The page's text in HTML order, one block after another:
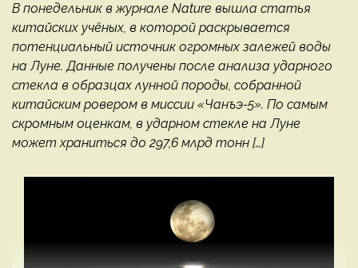
В понедельник в журнале Nature вышла статья
китайских учёных, в которой раскрывается
потенциальный источник огромных залежей воды
на Луне. Данные получены после анализа ударного
стекла в образцах лунной породы, собранной
китайским ровером в миссии «Чанъэ-5». По самым
скромным оценкам, в ударном стекле на Луне
может храниться до 297,6 млрд тонн […]